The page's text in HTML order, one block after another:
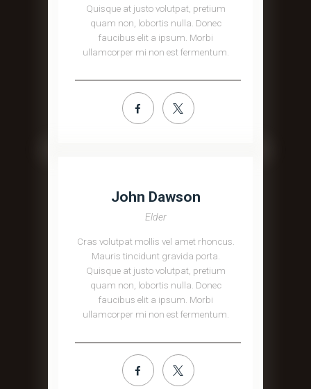
Quisque at justo volutpat, pretium
quam non, lobortis nulla. Donec
faucibus elit a ipsum. Morbi
ullamcorper mi non est fermentum.
John Dawson
Elder
Cras volutpat mollis vel amet rhoncus.
Mauris tincidunt gravida porta.
Quisque at justo volutpat, pretium
quam non, lobortis nulla. Donec
faucibus elit a ipsum. Morbi
ullamcorper mi non est fermentum.